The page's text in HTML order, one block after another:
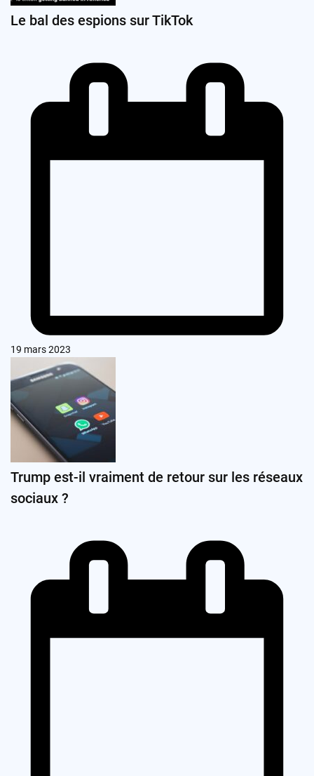
Le bal des espions sur TikTok
19 mars 2023
Trump est-il vraiment de retour sur les réseaux
sociaux ?